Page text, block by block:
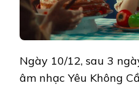
MỘT
CĂN
NHÀ
NỔ
TRONG
YÊU
Ngày 10/12, sau 3
âm nhạc Yêu Không